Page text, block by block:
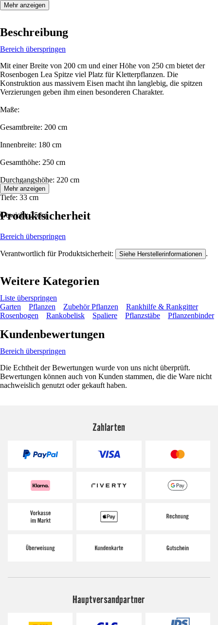
Mehr anzeigen
Beschreibung
Bereich überspringen
Mit einer Breite von 200 cm und einer Höhe von 250 cm bietet der
Rosenbogen Lea Spitze viel Platz für Kletterpflanzen. Die
Konstruktion aus massivem Eisen macht ihn langlebig, die spitzen
Verzierungen geben ihm einen besonderen Charakter.
Maße:
Gesamtbreite: 200 cm
Innenbreite: 180 cm
Gesamthöhe: 250 cm
Durchgangshöhe: 220 cm
Tiefe: 33 cm
Gewicht: 25 kg
Mehr anzeigen
Produktsicherheit
Bereich überspringen
Verantwortlich für Produktsicherheit: Siehe Herstellerinformationen .
Weitere Kategorien
Liste überspringen
Garten
Pflanzen Zubehör Pflanzen
Rankhilfe & Rankgitter
Rosenbogen
Rankobelisk Spaliere Pflanzstäbe Pflanzenbinder
Kundenbewertungen
Bereich überspringen
Die Echtheit der Bewertungen wurde von uns nicht überprüft.
Bewertungen können auch von Kunden stammen, die die Ware nicht
nachweislich genutzt oder gekauft haben.
Zahlarten
Hauptversandpartner